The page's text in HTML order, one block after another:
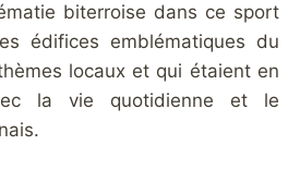
biterroise dans ce sport
édifices emblématiques du
locaux et qui étaient en
la vie quotidienne et le